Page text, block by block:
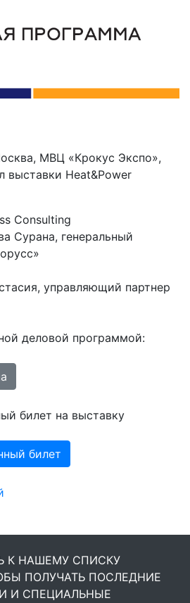
МВЦ «Крокус Экспо»,
выставки Heat&Power
Consulting
Сурана, генеральный
управляющий партнер
деловой программой:
билет на выставку
билет
К НАШЕМУ СПИСКУ
ПОЛУЧАТЬ ПОСЛЕДНИЕ
И СПЕЦИАЛЬНЫЕ